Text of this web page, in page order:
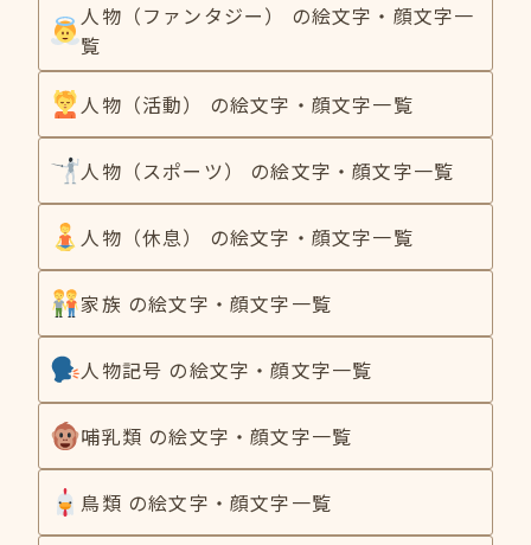
人物（ファンタジー） の絵文字・顔文字一
覧
人物（活動） の絵文字・顔文字一覧
人物（スポーツ） の絵文字・顔文字一覧
人物（休息） の絵文字・顔文字一覧
家族 の絵文字・顔文字一覧
人物記号 の絵文字・顔文字一覧
哺乳類 の絵文字・顔文字一覧
鳥類 の絵文字・顔文字一覧